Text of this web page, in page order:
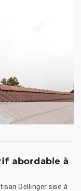
abordable à
Dellinger sise à